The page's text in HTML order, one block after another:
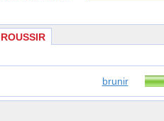
brunir